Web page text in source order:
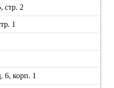
стр. 2
1
6, корп. 1